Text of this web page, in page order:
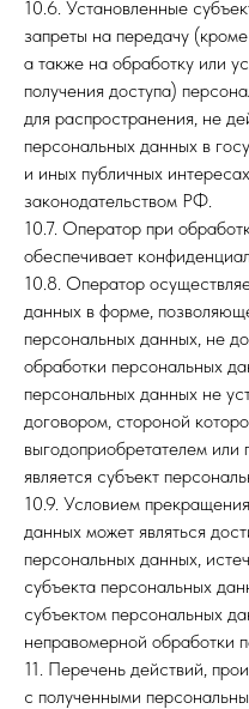
10.6. Установленные
запреты на передачу
а также на обработку или
получения доступа)
для распространения, не
персональных данных в
и иных публичных
законодательством РФ.
10.7. Оператор при
обеспечивает
10.8. Оператор
данных в форме,
персональных данных, не
обработки персональных
персональных данных не
договором, стороной
выгодоприобретателем или
является субъект
10.9. Условием
данных может являться
персональных данных,
субъекта персональных
субъектом персональных
неправомерной обработки
11. Перечень действий,
с полученными